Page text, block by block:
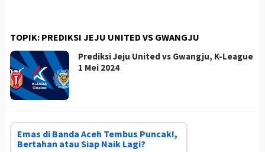
TOPIK: PREDIKSI JEJU UNITED VS GWANGJU
Prediksi Jeju United vs Gwangju, K-League
1 Mei 2024
Emas di Banda Aceh Tembus Puncak!,
Bertahan atau Siap Naik Lagi?